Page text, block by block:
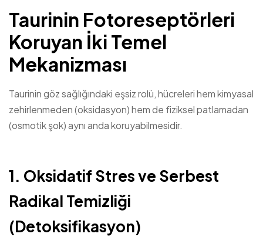
Taurinin Fotoreseptörleri
Koruyan İki Temel
Mekanizması
Taurinin göz sağlığındaki eşsiz rolü, hücreleri hem kimyasal
zehirlenmeden (oksidasyon) hem de fiziksel patlamadan
(osmotik şok) aynı anda koruyabilmesidir.
1. Oksidatif Stres ve Serbest
Radikal Temizliği
(Detoksifikasyon)